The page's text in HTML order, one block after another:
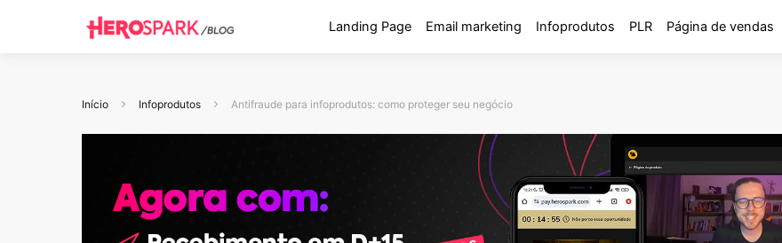
Landing Page Email marketing Infoprodutos PLR Página de vendas
Início Infoprodutos Antifraude para infoprodutos: como proteger seu negócio